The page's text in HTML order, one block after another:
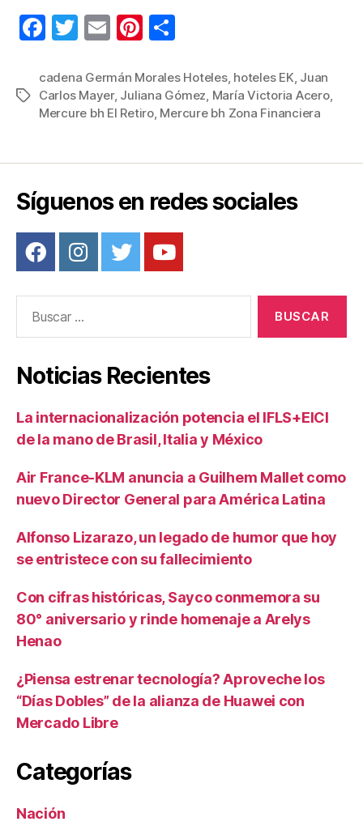
F
c
e
o
k
T
tt
er
E
ail
Pi
er
e
m
p
tir
Etiquetas
cadena Germán Morales Hoteles, hoteles EK, Juan
Carlos Mayer, Juliana Gómez, María Victoria Acero,
Mercure bh El Retiro, Mercure bh Zona Financiera
Síguenos en redes sociales
Noticias Recientes
La internacionalización potencia el IFLS+EICI
de la mano de Brasil, Italia y México
Air France-KLM anuncia a Guilhem Mallet como
nuevo Director General para América Latina
Alfonso Lizarazo, un legado de humor que hoy
se entristece con su fallecimiento
Con cifras históricas, Sayco conmemora su
80° aniversario y rinde homenaje a Arelys
Henao
¿Piensa estrenar tecnología? Aproveche los
“Días Dobles” de la alianza de Huawei con
Mercado Libre
Categorías
Nación